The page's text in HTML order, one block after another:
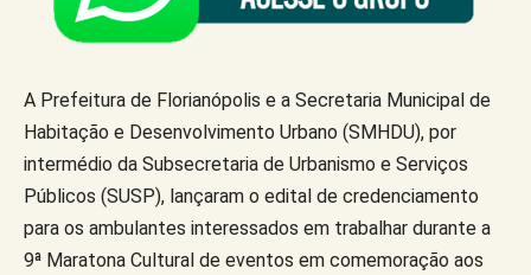
A Prefeitura de Florianópolis e a Secretaria Municipal de
Habitação e Desenvolvimento Urbano (SMHDU), por
intermédio da Subsecretaria de Urbanismo e Serviços
Públicos (SUSP), lançaram o edital de credenciamento
para os ambulantes interessados em trabalhar durante a
9ª Maratona Cultural de eventos em comemoração aos